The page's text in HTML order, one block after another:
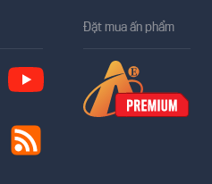
Đặt mua ấn phẩm